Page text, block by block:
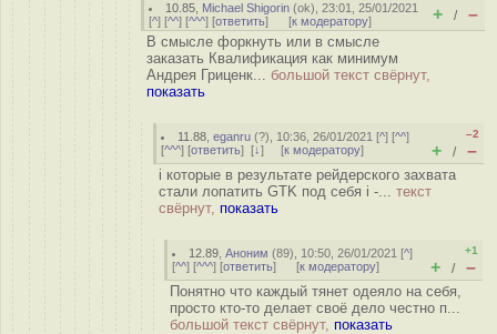
10.85 Michael Shigorin (ok), 23:01, 25/01/2021
[^] [^^] [^^^] [ответить] [к модератору] + / –
В смысле форкнуть или в смысле
заказать Квалификация как минимум
Андрея Гриценк... большой текст свёрнут,
показать
11.88 ,eganru (?), 10:36, 26/01/2021 [^] [^^]
[^^^] [ответить] [↓] [к модератору]
–2
+ / –
i которые в результате рейдерского захвата
стали лопатить GTK под себя i -... текст
свёрнут, показать
12.89 ,Аноним (89), 10:50, 26/01/2021 [^]
[^^] [^^^] [ответить] [к модератору]
+1
+ / –
Понятно что каждый тянет одеяло на себя,
просто кто-то делает своё дело честно п...
большой текст свёрнут, показать